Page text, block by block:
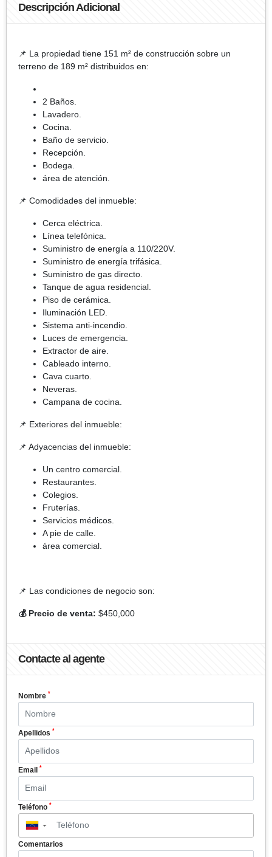
Descripción Adicional
📌 La propiedad tiene 151 m² de construcción sobre un
terreno de 189 m² distribuidos en:
2 Baños.
Lavadero.
Cocina.
Baño de servicio.
Recepción.
Bodega.
área de atención.
📌 Comodidades del inmueble:
Cerca eléctrica.
Línea telefónica.
Suministro de energía a 110/220V.
Suministro de energía trifásica.
Suministro de gas directo.
Tanque de agua residencial.
Piso de cerámica.
Iluminación LED.
Sistema anti-incendio.
Luces de emergencia.
Extractor de aire.
Cableado interno.
Cava cuarto.
Neveras.
Campana de cocina.
📌 Exteriores del inmueble:
📌 Adyacencias del inmueble:
Un centro comercial.
Restaurantes.
Colegios.
Fruterías.
Servicios médicos.
A pie de calle.
área comercial.
📌 Las condiciones de negocio son:
💰 Precio de venta: $450,000
Contacte al agente
Nombre *
Apellidos *
Email *
Teléfono *
▼
Comentarios